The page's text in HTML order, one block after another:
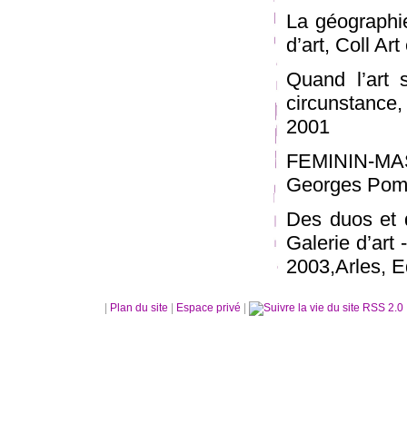
La
d’art, Coll
Quand l’art
2001
FEMININ-
Georges
Des duos et
Galerie
2003,Arles,
Plan du site Espace privé RSS 2.0